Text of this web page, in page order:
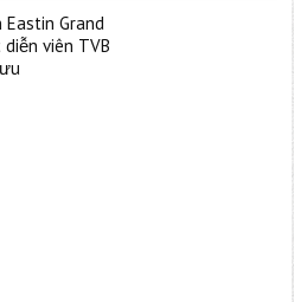
Grand
viên TVB